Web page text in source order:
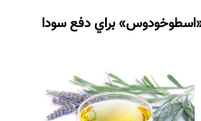
براي دفع سودا